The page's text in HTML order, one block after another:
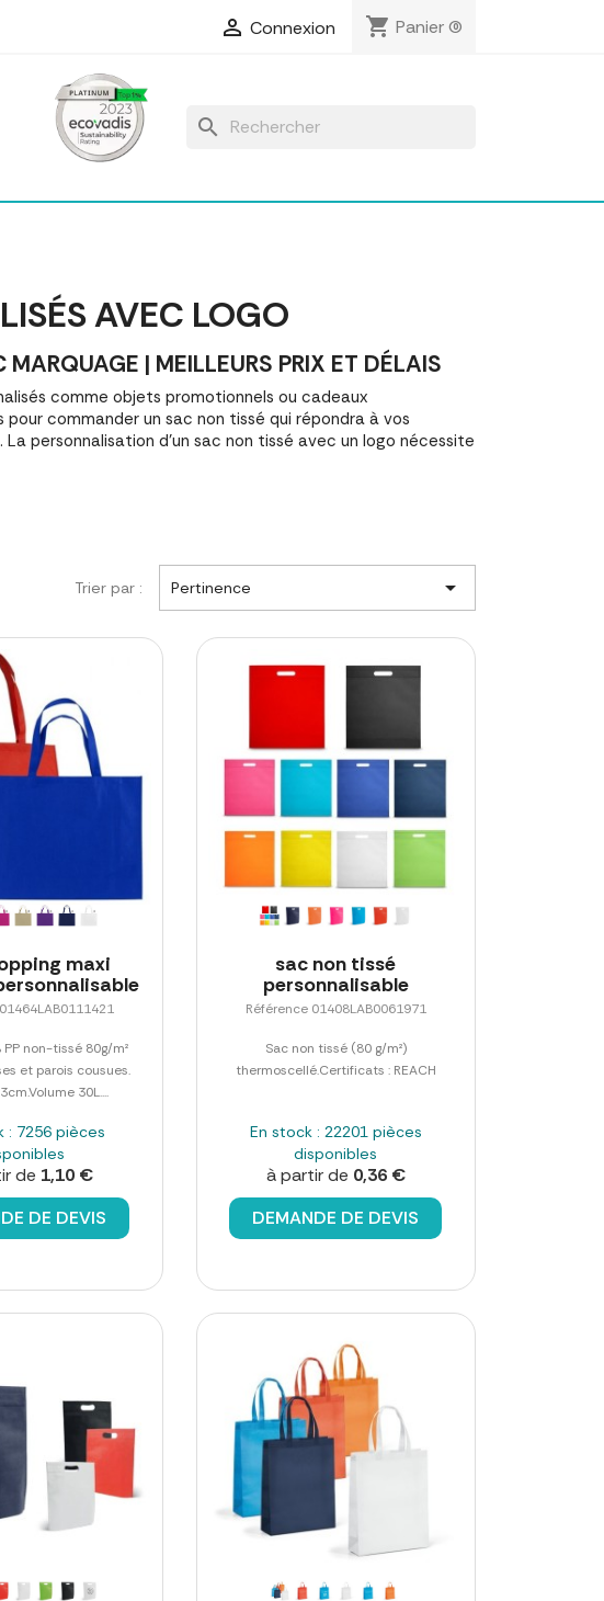
 Connexion shopping_cart Panier(0)
search
AVEC LOGO
| MEILLEURS PRIX ET DÉLAIS
comme objets promotionnels ou cadeaux
commander un sac non tissé qui répondra à vos
personnalisation d'un sac non tissé avec un logo nécessite
Trier par : Pertinence 
maxi
PP non-tissé 80g/m²
et parois cousues.
30L....
: 7256 pièces
de 1,10 €
DE DEVIS
sac non tissé
personnalisable
Référence 01408LAB0061971
Sac non tissé (80 g/m²)
thermoscellé.Certificats : REACH
En stock : 22201 pièces
disponibles
à partir de 0,36 €
DEMANDE DE DEVIS